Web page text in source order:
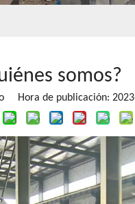
somos?
Hora de publicación: